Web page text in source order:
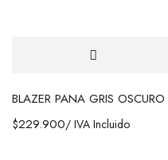
BLAZER PANA GRIS OSCURO
$229.900/ IVA Incluido